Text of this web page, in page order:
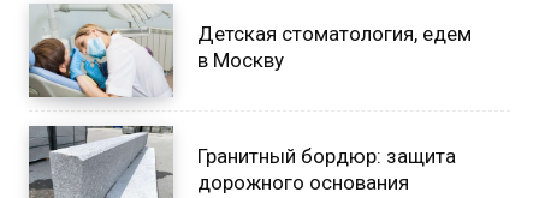
Детская стоматология, едем
в Москву
Гранитный бордюр: защита
дорожного основания